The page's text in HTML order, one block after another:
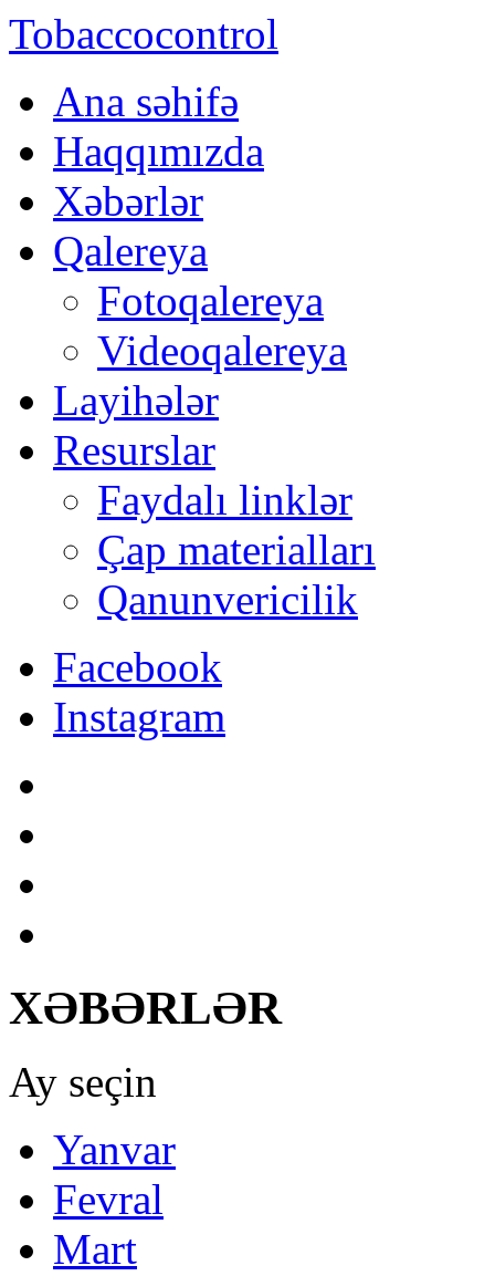
Tobaccocontrol
Ana səhifə
Haqqımızda
Xəbərlər
Qalereya
Fotoqalereya
Videoqalereya
Layihələr
Resurslar
Faydalı linklər
Çap materialları
Qanunvericilik
Facebook
Instagram
XƏBƏRLƏR
Ay seçin
Yanvar
Fevral
Mart